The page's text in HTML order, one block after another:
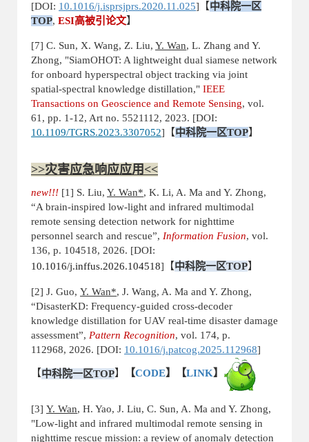
[DOI: 10.1016/j.isprsjprs.2020.11.025] 【中科院一区
TOP, ESI高被引论文】
[7] C. Sun, X. Wang, Z. Liu, Y. Wan, L. Zhang and Y.
Zhong, "SiamOHOT: A lightweight dual siamese network
for onboard hyperspectral object tracking via joint
spatial-spectral knowledge distillation," IEEE
Transactions on Geoscience and Remote Sensing, vol.
61, pp. 1-12, Art no. 5521112, 2023. [DOI:
10.1109/TGRS.2023.3307052] 【中科院一区TOP】
>>灾害应急响应应用<<
new!!! [1] S. Liu, Y. Wan*, K. Li, A. Ma and Y. Zhong,
“A brain-inspired low-light and infrared multimodal
remote sensing detection network for nighttime
personnel search and rescue”, Information Fusion, vol.
136, p. 104518, 2026. [DOI:
10.1016/j.inffus.2026.104518] 【中科院一区TOP】
[2] J. Guo, Y. Wan*, J. Wang, A. Ma and Y. Zhong,
“DisasterKD: Frequency-guided cross-decoder
knowledge distillation for UAV real-time disaster damage
assessment”, Pattern Recognition, vol. 174, p.
112968, 2026. [DOI: 10.1016/j.patcog.2025.112968]
【中科院一区TOP】 【CODE】【LINK】
[3] Y. Wan, H. Yao, J. Liu, C. Sun, A. Ma and Y. Zhong,
"Low-light and infrared multimodal remote sensing in
nighttime rescue mission: a review of anomaly detection